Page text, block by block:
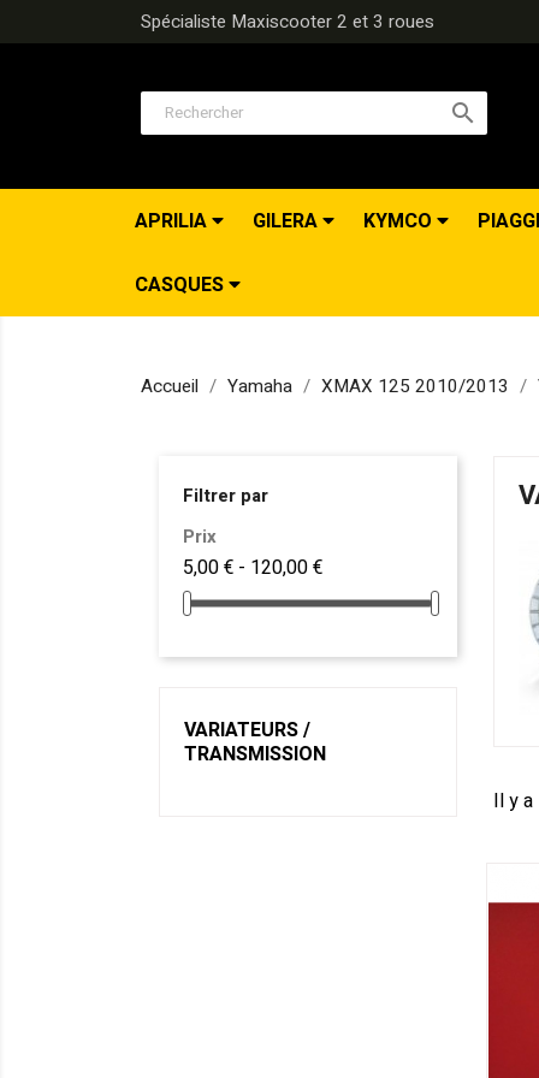
Spécialiste Maxiscooter 2 et 3 roues

APRILIA GILERA KYMCO
CASQUES
Accueil Yamaha XMAX 125 2010/2013
Filtrer par
Prix
5,00 € - 120,00 €
VARIATEURS /
TRANSMISSION
Il y